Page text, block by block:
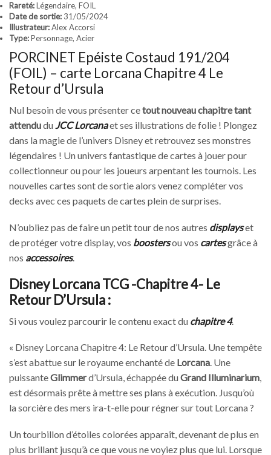
Rareté:Légendaire, FOIL
Date de sortie: 31/05/2024
Illustrateur:Alex Accorsi
Type:Personnage, Acier
PORCINET Epéiste Costaud 191/204
(FOIL) – carte Lorcana Chapitre 4 Le
Retour d’Ursula
Nul besoin de vous présenter cetout nouveau chapitre tant
attenduduJCC Lorcanaet ses illustrations de folie ! Plongez
dans la magie de l’univers Disney et retrouvez ses monstres
légendaires ! Un univers fantastique de cartes à jouer pour
collectionneur ou pour les joueurs arpentant les tournois. Les
nouvelles cartes sont de sortie alors venez compléter vos
decks avec ces paquets de cartes plein de surprises.
N’oubliez pas de faire un petit tour de nos autres displayset
de protéger votre display, vos boostersou vos cartesgrâce à
nos accessoires.
Disney Lorcana TCG -Chapitre 4- Le
Retour D’Ursula :
Si vous voulez parcourir le contenu exact du chapitre 4.
« Disney Lorcana Chapitre 4: Le Retour d’Ursula. Une tempête
s’est abattue sur le royaume enchanté de Lorcana. Une
puissanteGlimmerd’Ursula, échappée duGrand Illuminarium,
est désormais prête à mettre ses plans à exécution. Jusqu’où
la sorcière des mers ira-t-elle pour régner sur tout Lorcana ?
Un tourbillon d’étoiles colorées apparaît, devenant de plus en
plus brillant jusqu’à ce que vous ne voyiez plus que lui. Lorsque